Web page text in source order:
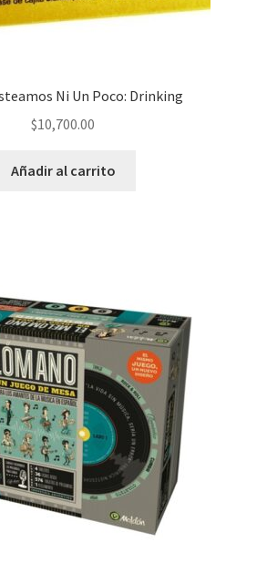
Ni Un Poco: Drinking
$10,700.00
Añadir al carrito